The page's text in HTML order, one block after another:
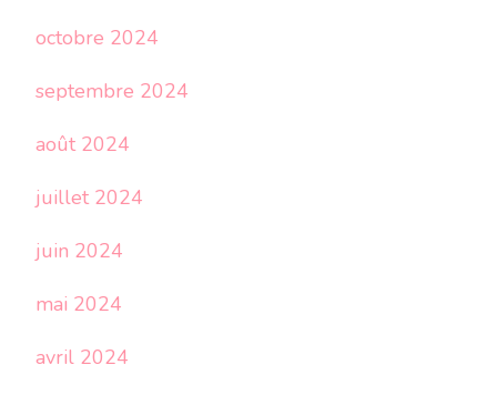
octobre 2024
septembre 2024
août 2024
juillet 2024
juin 2024
mai 2024
avril 2024